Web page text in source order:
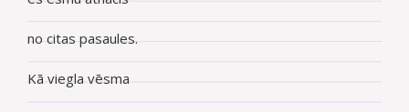
no citas pasaules.
Kā viegla vēsma